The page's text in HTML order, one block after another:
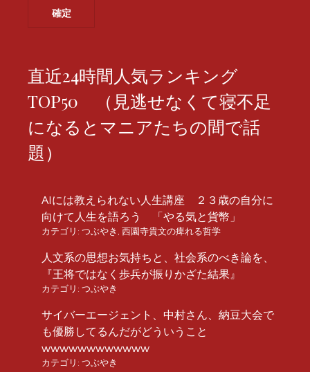
直近24時間人気ランキング
TOP50 （見逃せなくて寝不足
になるとマニアたちの間で話
題）
AIには教えられない人生講座 ２３歳の自分に
向けて人生を語ろう 「やる気と貨幣」
カテゴリ: つぶやき 西園寺貴文の痺れる哲学
人文系の思想お気持ちと、社会系のべき論を、
『王将ではなく歩兵が振りかざた結果』
カテゴリ: つぶやき
サイバーエージェント、中村さん、納豆大会で
も優勝してるんだがどういうこと
wwwwwwwwwwww
カテゴリ: つぶやき